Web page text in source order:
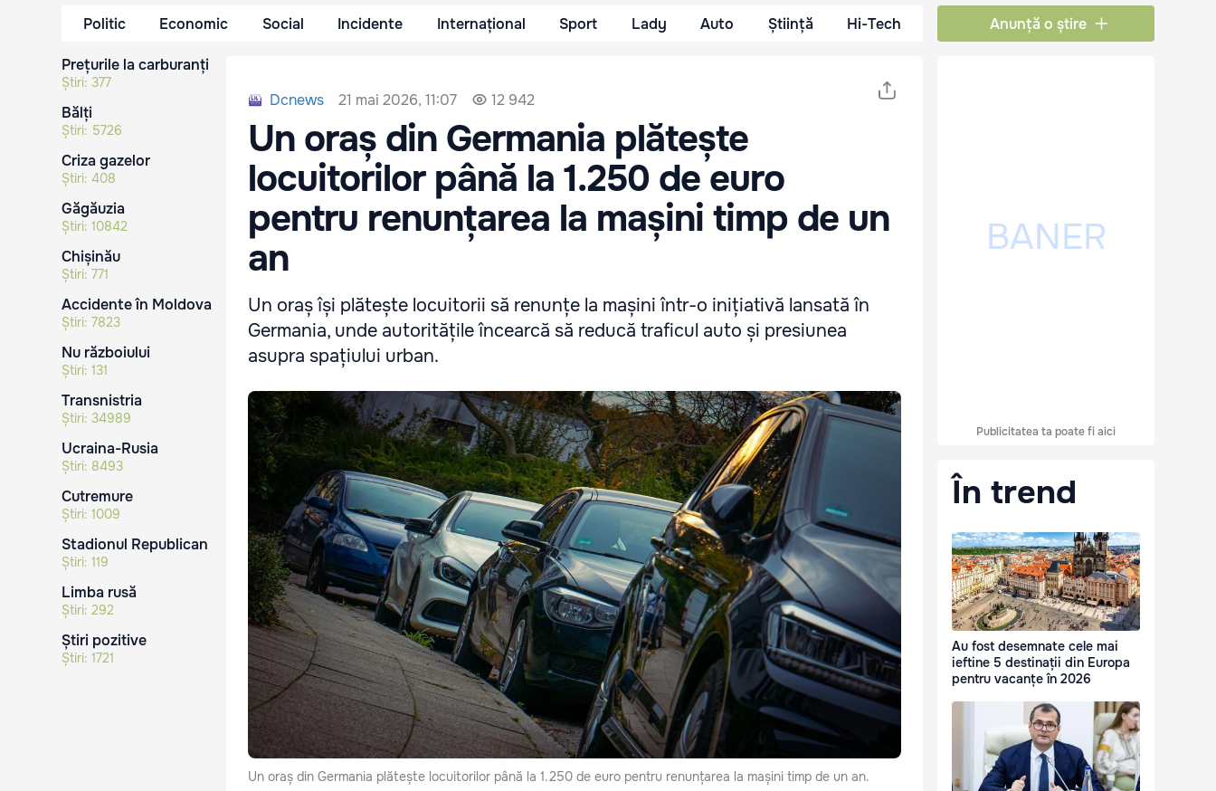
Politic Economic Social Incidente Internațional Sport Lady Auto Știință Hi-Tech Anunță o știre
Prețurile la carburanți
Știri: 377
Bălți
Știri: 5726
Criza gazelor
Știri: 408
Găgăuzia
Știri: 10842
Chișinău
Știri: 771
Accidente în Moldova
Știri: 7823
Nu războiului
Știri: 131
Transnistria
Știri: 34989
Ucraina-Rusia
Știri: 8493
Cutremure
Știri: 1009
Stadionul Republican
Știri: 119
Limba rusă
Știri: 292
Știri pozitive
Știri: 1721
Dcnews 21 mai 2026, 11:07 12 942
Un oraș din Germania plătește
locuitorilor până la 1.250 de euro
pentru renunțarea la mașini timp de un
an
Un oraș își plătește locuitorii să renunțe la mașini într-o inițiativă lansată în
Germania, unde autoritățile încearcă să reducă traficul auto și presiunea
asupra spațiului urban.
Un oraș din Germania plătește locuitorilor până la 1.250 de euro pentru renunțarea la mașini timp de un an.
Publicitatea ta poate fi aici
În trend
Au fost desemnate cele mai
ieftine 5 destinații din Europa
pentru vacanțe în 2026